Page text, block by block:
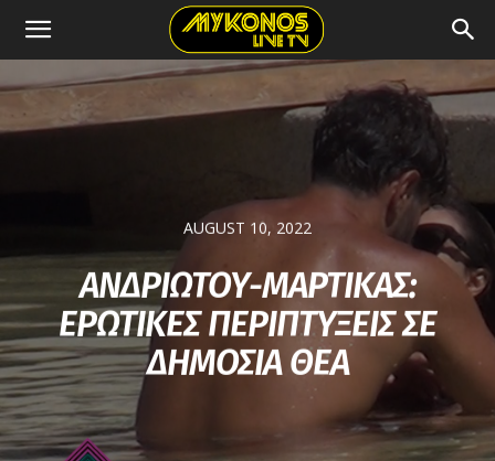
AUGUST 10, 2022
ΑΝΔΡΙΩΤΟΥ-ΜΑΡΤΙΚΑΣ:
ΕΡΩΤΙΚΕΣ ΠΕΡΙΠΤΥΞΕΙΣ ΣΕ
ΔΗΜΟΣΙΑ ΘΕΑ